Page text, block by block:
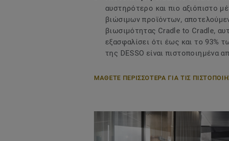
αυστηρότερο και πιο αξιόπιστο
βιώσιμων προϊόντων,
βιωσιμότητας Cradle to Cradle,
εξασφαλίσει ότι έως και το 93%
της DESSO είναι πιστοποιημένα
ΜΑΘΕΤΕ ΠΕΡΙΣΣΟΤΕΡΑ ΓΙΑ ΤΙΣ